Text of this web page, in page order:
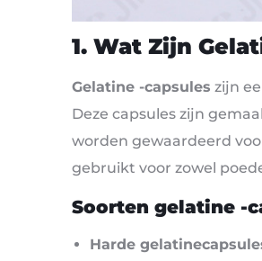
1. Wat Zijn
Gelatine -capsules zijn
Deze capsules zijn
worden gewaardeerd
gebruikt voor zowel
Soorten gelatine -
Harde